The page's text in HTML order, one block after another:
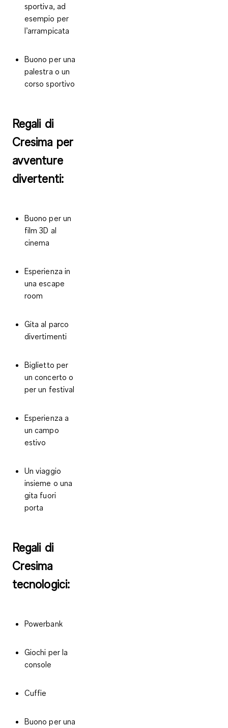
sportiva, ad
esempio per
l’arrampicata
Buono per una
palestra o un
corso sportivo
Regali di
Cresima per
avventure
divertenti:
Buono per un
film 3D al
cinema
Esperienza in
una escape
room
Gita al parco
divertimenti
Biglietto per
un concerto o
per un festival
Esperienza a
un campo
estivo
Un viaggio
insieme o una
gita fuori
porta
Regali di
Cresima
tecnologici:
Powerbank
Giochi per la
console
Cuffie
Buono per una